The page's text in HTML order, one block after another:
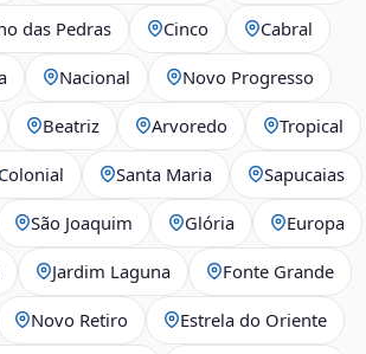
das Pedras Cinco Cabral
Nacional Novo Progresso
Beatriz Arvoredo Tropical
Colonial Santa Maria Sapucaias
São Joaquim Glória Europa
Jardim Laguna Fonte Grande
Novo Retiro Estrela do Oriente